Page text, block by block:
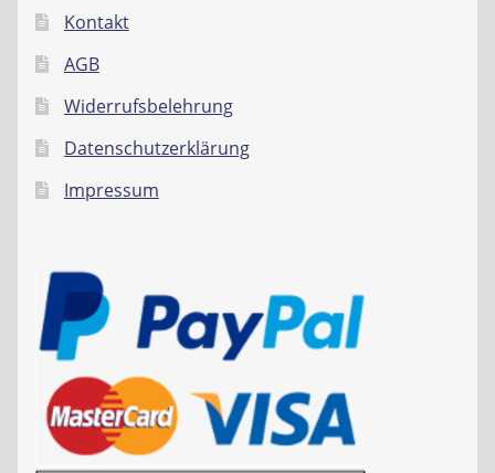
Kontakt
AGB
Widerrufsbelehrung
Datenschutzerklärung
Impressum